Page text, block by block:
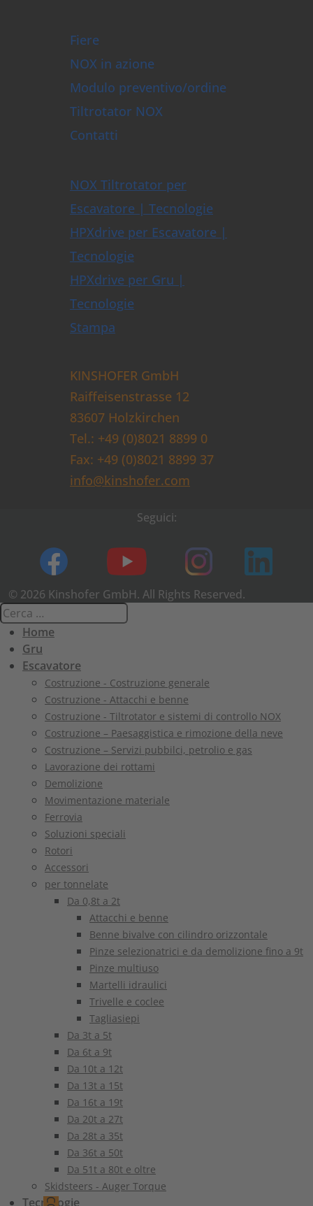
Fiere
NOX in azione
Modulo preventivo/ordine
Tiltrotator NOX
Contatti
NOX Tiltrotator per
Escavatore | Tecnologie
HPXdrive per Escavatore |
Tecnologie
HPXdrive per Gru |
Tecnologie
Stampa
KINSHOFER GmbH
Raiffeisenstrasse 12
83607 Holzkirchen
Tel.: +49 (0)8021 8899 0
Fax: +49 (0)8021 8899 37
info@kinshofer.com
Seguici:
© 2026 Kinshofer GmbH. All Rights Reserved.
Home
Gru
Escavatore
Costruzione - Costruzione generale
Costruzione - Attacchi e benne
Costruzione - Tiltrotator e sistemi di controllo NOX
Costruzione – Paesaggistica e rimozione della neve
Costruzione – Servizi pubbilci, petrolio e gas
Lavorazione dei rottami
Demolizione
Movimentazione materiale
Ferrovia
Soluzioni speciali
Rotori
Accessori
per tonnelate
Da 0,8t a 2t
Attacchi e benne
Benne bivalve con cilindro orizzontale
Pinze selezionatrici e da demolizione fino a 9t
Pinze multiuso
Martelli idraulici
Trivelle e coclee
Tagliasiepi
Da 3t a 5t
Da 6t a 9t
Da 10t a 12t
Da 13t a 15t
Da 16t a 19t
Da 20t a 27t
Da 28t a 35t
Da 36t a 50t
Da 51t a 80t e oltre
Skidsteers - Auger Torque
Tecnologie